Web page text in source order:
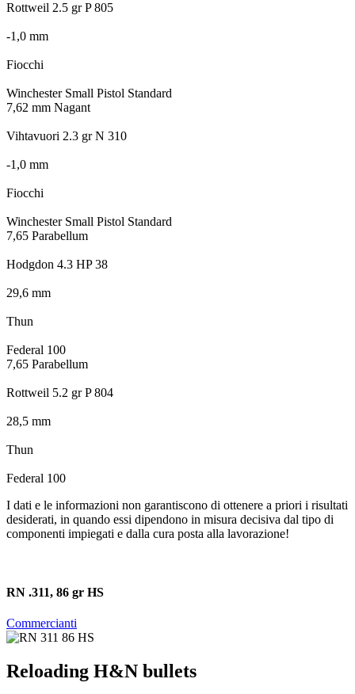
Rottweil 2.5 gr P 805
-1,0 mm
Fiocchi
Winchester Small Pistol Standard
7,62 mm Nagant
Vihtavuori 2.3 gr N 310
-1,0 mm
Fiocchi
Winchester Small Pistol Standard
7,65 Parabellum
Hodgdon 4.3 HP 38
29,6 mm
Thun
Federal 100
7,65 Parabellum
Rottweil 5.2 gr P 804
28,5 mm
Thun
Federal 100
I dati e le informazioni non garantiscono di ottenere a priori i risultati
desiderati, in quando essi dipendono in misura decisiva dal tipo di
componenti impiegati e dalla cura posta alla lavorazione!
RN .311, 86 gr HS
Commercianti
Reloading H&N bullets